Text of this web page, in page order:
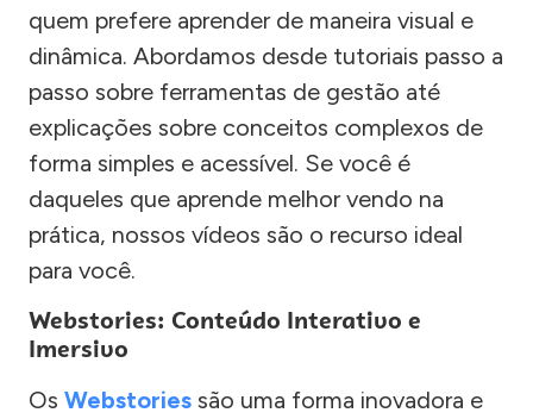
quem prefere aprender de maneira visual e
dinâmica. Abordamos desde tutoriais passo a
passo sobre ferramentas de gestão até
explicações sobre conceitos complexos de
forma simples e acessível. Se você é
daqueles que aprende melhor vendo na
prática, nossos vídeos são o recurso ideal
para você.
Webstories: Conteúdo Interativo e
Imersivo
Os Webstories são uma forma inovadora e